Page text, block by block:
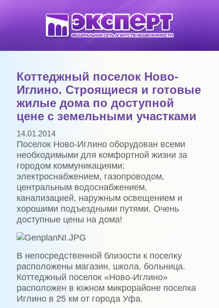
Коттеджный поселок Ново-
Иглино. Строящиеся и готовые
жилые дома по доступной
цене с земельными участками
14.01.2014
Поселок Ново-Иглино оборудован всеми
необходимыми для комфортной жизни за
городом коммуникациями:
электроснабжением, газопроводом,
центральным водоснабжением,
канализацией, наружным освещением и
хорошими подъездными путями. Очень
доступные цены на дома!
В непосредственной близости к поселку
расположены магазин, школа, больница.
Коттеджный поселок «Ново-Иглино»
расположен в южном микрорайоне поселка
Иглино в 25 км от города Уфа.